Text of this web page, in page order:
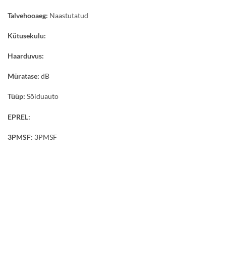
Talvehooaeg: Naastutatud
Kütusekulu:
Haarduvus:
Müratase: dB
Tüüp: Sõiduauto
EPREL:
3PMSF: 3PMSF